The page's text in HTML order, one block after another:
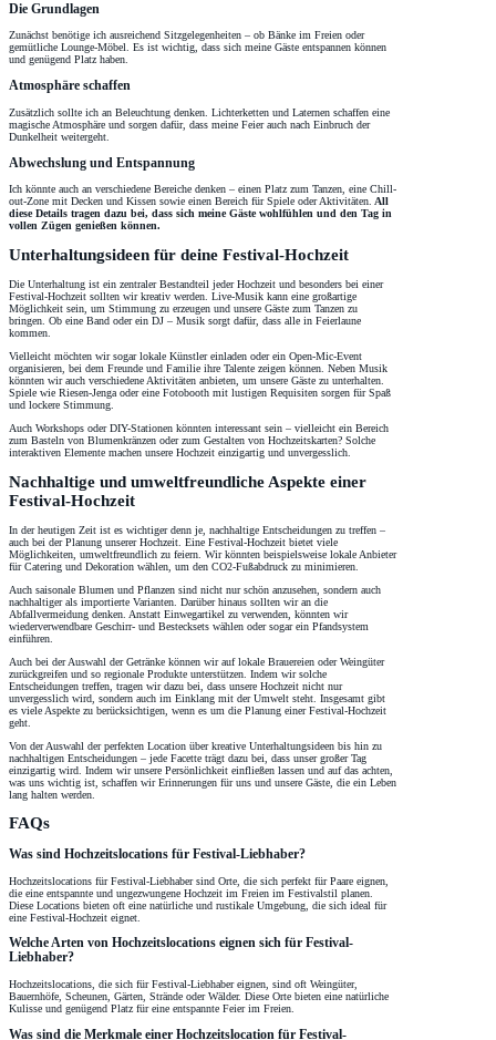
Die Grundlagen
Zunächst benötige ich ausreichend Sitzgelegenheiten – ob Bänke im Freien oder
gemütliche Lounge-Möbel. Es ist wichtig, dass sich meine Gäste entspannen können
und genügend Platz haben.
Atmosphäre schaffen
Zusätzlich sollte ich an Beleuchtung denken. Lichterketten und Laternen schaffen eine
magische Atmosphäre und sorgen dafür, dass meine Feier auch nach Einbruch der
Dunkelheit weitergeht.
Abwechslung und Entspannung
Ich könnte auch an verschiedene Bereiche denken – einen Platz zum Tanzen, eine Chill-
out-Zone mit Decken und Kissen sowie einen Bereich für Spiele oder Aktivitäten. All
diese Details tragen dazu bei, dass sich meine Gäste wohlfühlen und den Tag in
vollen Zügen genießen können.
Unterhaltungsideen für deine Festival-Hochzeit
Die Unterhaltung ist ein zentraler Bestandteil jeder Hochzeit und besonders bei einer
Festival-Hochzeit sollten wir kreativ werden. Live-Musik kann eine großartige
Möglichkeit sein, um Stimmung zu erzeugen und unsere Gäste zum Tanzen zu
bringen. Ob eine Band oder ein DJ – Musik sorgt dafür, dass alle in Feierlaune
kommen.
Vielleicht möchten wir sogar lokale Künstler einladen oder ein Open-Mic-Event
organisieren, bei dem Freunde und Familie ihre Talente zeigen können. Neben Musik
könnten wir auch verschiedene Aktivitäten anbieten, um unsere Gäste zu unterhalten.
Spiele wie Riesen-Jenga oder eine Fotobooth mit lustigen Requisiten sorgen für Spaß
und lockere Stimmung.
Auch Workshops oder DIY-Stationen könnten interessant sein – vielleicht ein Bereich
zum Basteln von Blumenkränzen oder zum Gestalten von Hochzeitskarten? Solche
interaktiven Elemente machen unsere Hochzeit einzigartig und unvergesslich.
Nachhaltige und umweltfreundliche Aspekte einer
Festival-Hochzeit
In der heutigen Zeit ist es wichtiger denn je, nachhaltige Entscheidungen zu treffen –
auch bei der Planung unserer Hochzeit. Eine Festival-Hochzeit bietet viele
Möglichkeiten, umweltfreundlich zu feiern. Wir könnten beispielsweise lokale Anbieter
für Catering und Dekoration wählen, um den CO2-Fußabdruck zu minimieren.
Auch saisonale Blumen und Pflanzen sind nicht nur schön anzusehen, sondern auch
nachhaltiger als importierte Varianten. Darüber hinaus sollten wir an die
Abfallvermeidung denken. Anstatt Einwegartikel zu verwenden, könnten wir
wiederverwendbare Geschirr- und Bestecksets wählen oder sogar ein Pfandsystem
einführen.
Auch bei der Auswahl der Getränke können wir auf lokale Brauereien oder Weingüter
zurückgreifen und so regionale Produkte unterstützen. Indem wir solche
Entscheidungen treffen, tragen wir dazu bei, dass unsere Hochzeit nicht nur
unvergesslich wird, sondern auch im Einklang mit der Umwelt steht. Insgesamt gibt
es viele Aspekte zu berücksichtigen, wenn es um die Planung einer Festival-Hochzeit
geht.
Von der Auswahl der perfekten Location über kreative Unterhaltungsideen bis hin zu
nachhaltigen Entscheidungen – jede Facette trägt dazu bei, dass unser großer Tag
einzigartig wird. Indem wir unsere Persönlichkeit einfließen lassen und auf das achten,
was uns wichtig ist, schaffen wir Erinnerungen für uns und unsere Gäste, die ein Leben
lang halten werden.
FAQs
Was sind Hochzeitslocations für Festival-Liebhaber?
Hochzeitslocations für Festival-Liebhaber sind Orte, die sich perfekt für Paare eignen,
die eine entspannte und ungezwungene Hochzeit im Freien im Festivalstil planen.
Diese Locations bieten oft eine natürliche und rustikale Umgebung, die sich ideal für
eine Festival-Hochzeit eignet.
Welche Arten von Hochzeitslocations eignen sich für Festival-
Liebhaber?
Hochzeitslocations, die sich für Festival-Liebhaber eignen, sind oft Weingüter,
Bauernhöfe, Scheunen, Gärten, Strände oder Wälder. Diese Orte bieten eine natürliche
Kulisse und genügend Platz für eine entspannte Feier im Freien.
Was sind die Merkmale einer Hochzeitslocation für Festival-